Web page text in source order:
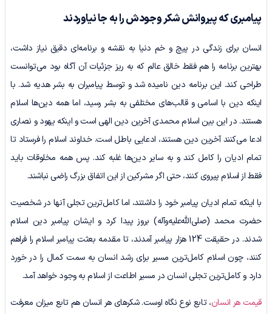
پیامبری که پیروانش شکر وجودش را به جا نیاوردند
انسان برای زندگی در پیچ و خم دنیا به نقشه و برنامه‌ای دقیق نیاز داشت،
بهترین برنامه را هم فقط خالق عالم که به ریز جزئیات آن آگاه بود می‌توانست
طراحی کند. این برنامه دین نامیده شد و توسط پیامبران به بشر هدیه شد. با
اینکه دین با اسامی و قالب‌های مختلفی به بشر رسید، اما همه دین‌ها اسلام
هستند. در این بین اسلام محمدی آخرین دین الهی است و این‎که یهود و نصاری
ادعا می‌کنند آخرین دین هستند، ادعایی باطل است. خداوند اسلام را فرستاد تا
تمام ادیان را کامل کند و به سایر دین‌ها غلبه کند. پس همه مخلوقات باید
فقط از اسلام پیروی کنند، حتی اگر مشرکین از این اتفاق بزرگ راضی نباشند.
با اینکه تمام ادیان پیامبر خود را داشتند، اما کامل‌ترین تجلی آنها در شخصیت
حضرت محمد (صلی‌الله‌علیه‌وآله) بروز پیدا کرد و ایشان پیامبر دین اسلام
شدند. در حقیقت 124 هزار پیامبر آمدند، تا مقدمه بعثت پیامبر اسلام را فراهم
کنند، چون اسلام کامل‌ترین مسیر برای رشد انسان به سمت کمال را در خورد
دارد و کامل‌ترین تجلی انسان در مسیر اطاعت از اسلام به وجود خواهد آمد.
قیمت هر انسان، تابع نوع نگاه اوست. شکرهای هر انسان هم تابع میزان معرفت